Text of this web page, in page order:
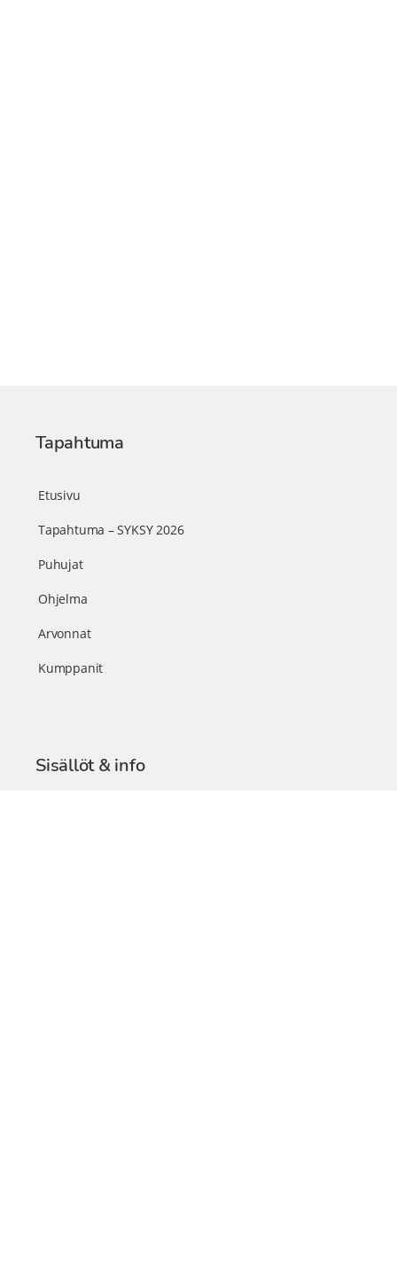
Tapahtuma
Etusivu
Tapahtuma – SYKSY 2026
Puhujat
Ohjelma
Arvonnat
Kumppanit
Sisällöt & info